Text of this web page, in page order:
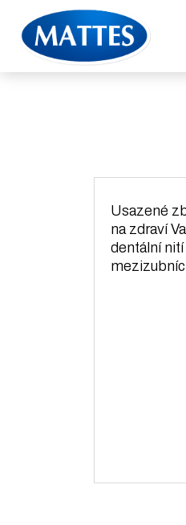
Usazené
na zdraví
dentální